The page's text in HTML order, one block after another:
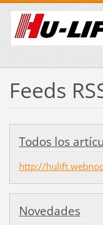
Feeds
Todos los
http://
Novedades